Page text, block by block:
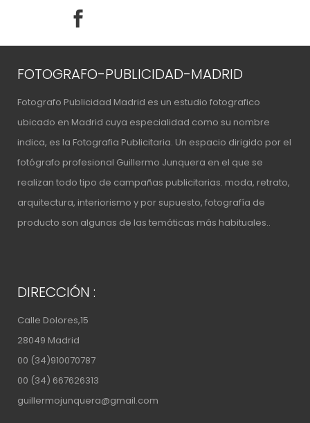
FOTOGRAFO-PUBLICIDAD-MADRID
Fotografo Publicidad Madrid es un estudio fotografico
ubicado en Madrid cuya especialidad como su nombre
indica, es la Fotografia Publicitaria. Un espacio dirigido por el
fotógrafo profesional Guillermo Junquera en el que se
realizan todo tipo de campañas publicitarias. moda, retrato,
arquitectura, interiorismo y por supuesto, fotografía de
producto son algunas de las temáticas más habituales..
DIRECCIÓN :
Calle Dolores,15
28049 Madrid
00 (34)910070787
00 (34) 667626313
guillermojunquera@gmail.com